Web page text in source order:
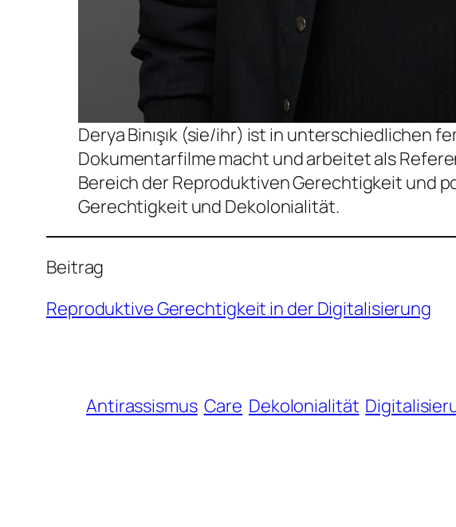
Derya Binışık (sie/ihr) ist in unterschiedlichen
Dokumentarfilme macht und arbeitet als
Bereich der Reproduktiven Gerechtigkeit und
Gerechtigkeit und Dekolonialität.
Beitrag
Reproduktive Gerechtigkeit in der Digitalisierung
Antirassismus Care Dekolonialität